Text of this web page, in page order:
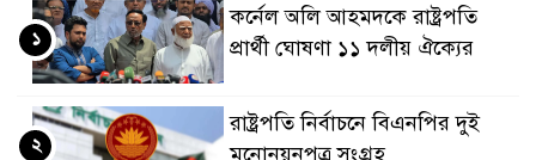
কর্নেল অলি আহমদকে রাষ্ট্রপতি
প্রার্থী ঘোষণা ১১ দলীয় ঐক্যের
১
রাষ্ট্রপতি নির্বাচনে বিএনপির দুই
মনোনয়নপত্র সংগ্রহ
২